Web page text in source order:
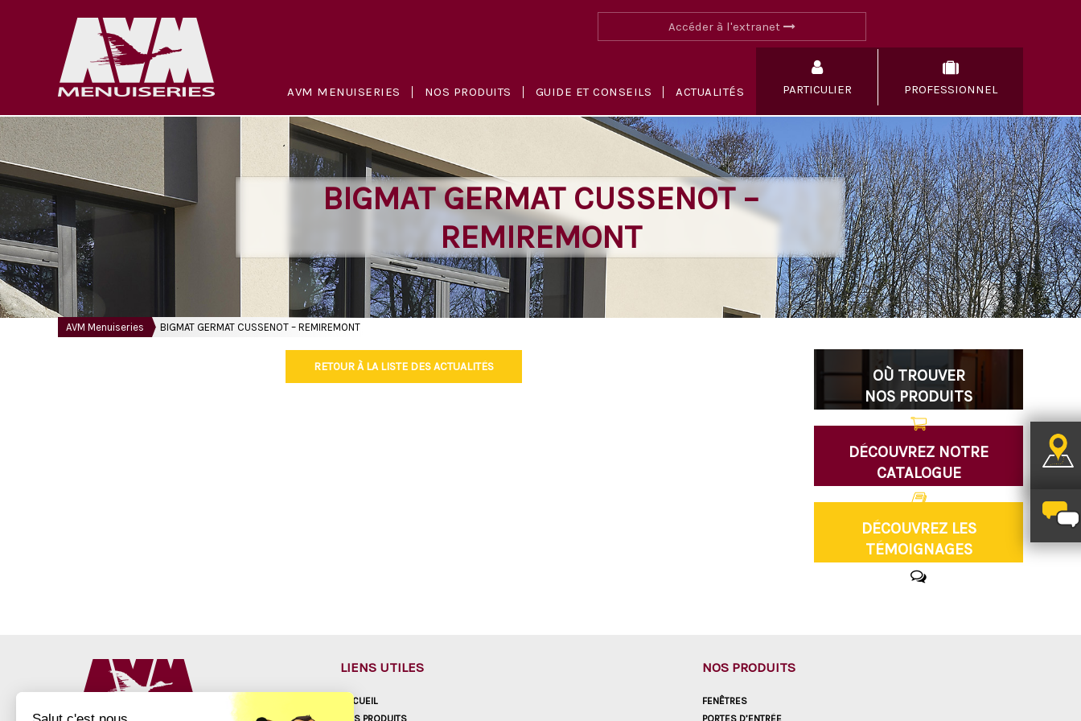
Accéder à l'extranet
AVM MENUISERIES NOS PRODUITS GUIDE ET CONSEILS ACTUALITÉS PARTICULIER PROFESSIONNEL
BIGMAT GERMAT CUSSENOT –
REMIREMONT
AVM Menuiseries BIGMAT GERMAT CUSSENOT – REMIREMONT
RETOUR À LA LISTE DES ACTUALITÉS
OÙ TROUVER
NOS PRODUITS
DÉCOUVREZ NOTRE
CATALOGUE
DÉCOUVREZ LES
TÉMOIGNAGES
LIENS UTILES
ACCUEIL
NOS PRODUITS
NOS PRODUITS
FENÊTRES
PORTES D’ENTRÉE